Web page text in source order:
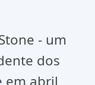
- um
dos
em abril